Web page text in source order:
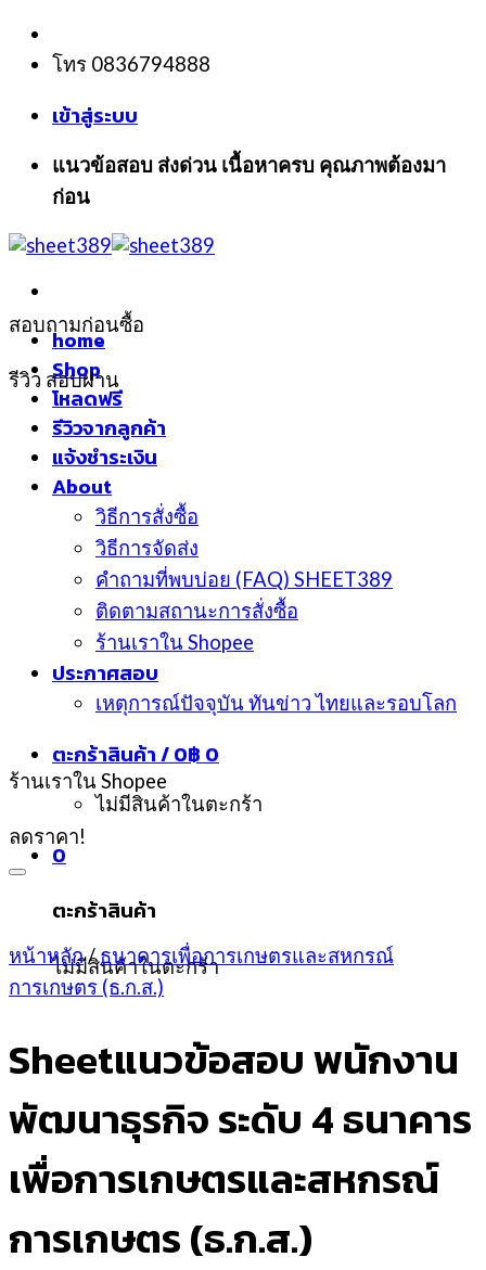
Skip
content
โทร 0836794888
เข้าสู่ระบบ
แนวข้อสอบ ส่งด่วน เนื้อหาครบ คุณภาพต้องมา
ก่อน
home
Shop
โหลดฟรี
รีวิวจากลูกค้า
แจ้งชำระเงิน
About
วิธีการสั่งซื้อ
วิธีการจัดส่ง
คำถามที่พบบ่อย (FAQ) SHEET389
ติดตามสถานะการสั่งซื้อ
ร้านเราใน Shopee
ประกาศสอบ
เหตุการณ์ปัจจุบัน ทันข่าว ไทยและรอบโลก
ตะกร้าสินค้า /0฿ 0
ไม่มีสินค้าในตะกร้า
0
ตะกร้าสินค้า
ไม่มีสินค้าในตะกร้า
สอบถามก่อนซื้อ
รีวิว สอบผ่าน
ร้านเราใน Shopee
ลดราคา!
หน้าหลัก/ ธนาคารเพื่อการเกษตรและสหกรณ์
การเกษตร (ธ.ก.ส.)
Sheetแนวข้อสอบ พนักงาน
พัฒนาธุรกิจ ระดับ 4 ธนาคาร
เพื่อการเกษตรและสหกรณ์
การเกษตร (ธ.ก.ส.)